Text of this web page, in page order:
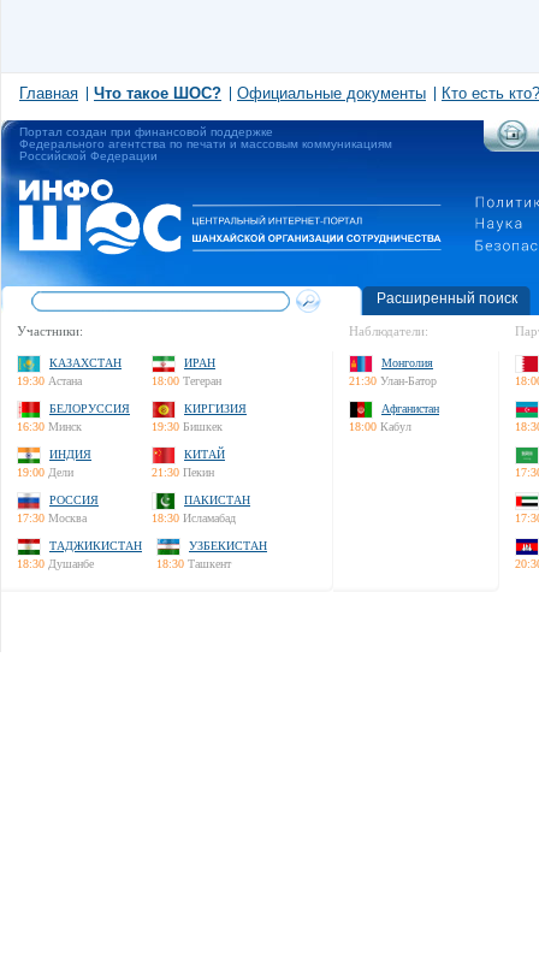
Главная Что такое ШОС? Официальные документы Кто есть кто?
Портал создан при финансовой поддержке
Федерального агентства по печати и массовым коммуникациям
Российской Федерации
Расширенный поиск
Участники:
КАЗАХСТАН
19:30 Астана
ИРАН
18:00 Тегеран
БЕЛОРУССИЯ
16:30 Минск
КИРГИЗИЯ
19:30 Бишкек
ИНДИЯ
19:00 Дели
КИТАЙ
21:30 Пекин
РОССИЯ
17:30 Москва
ПАКИСТАН
18:30 Исламабад
ТАДЖИКИСТАН
18:30 Душанбе
УЗБЕКИСТАН
18:30 Ташкент
Наблюдатели:
Монголия
21:30 Улан-Батор
Афганистан
18:00 Кабул